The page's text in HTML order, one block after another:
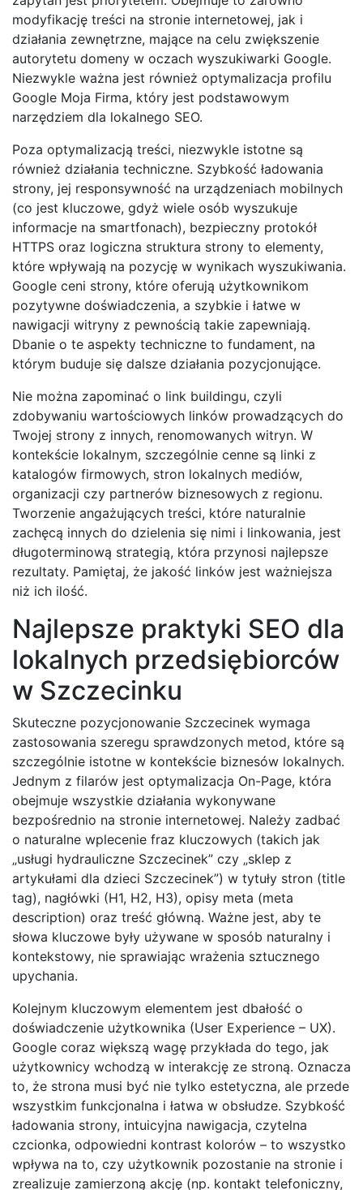
modyfikację treści na stronie internetowej, jak i
działania zewnętrzne, mające na celu zwiększenie
autorytetu domeny w oczach wyszukiwarki Google.
Niezwykle ważna jest również optymalizacja profilu
Google Moja Firma, który jest podstawowym
narzędziem dla lokalnego SEO.
Poza optymalizacją treści, niezwykle istotne są
również działania techniczne. Szybkość ładowania
strony, jej responsywność na urządzeniach mobilnych
(co jest kluczowe, gdyż wiele osób wyszukuje
informacje na smartfonach), bezpieczny protokół
HTTPS oraz logiczna struktura strony to elementy,
które wpływają na pozycję w wynikach wyszukiwania.
Google ceni strony, które oferują użytkownikom
pozytywne doświadczenia, a szybkie i łatwe w
nawigacji witryny z pewnością takie zapewniają.
Dbanie o te aspekty techniczne to fundament, na
którym buduje się dalsze działania pozycjonujące.
Nie można zapominać o link buildingu, czyli
zdobywaniu wartościowych linków prowadzących do
Twojej strony z innych, renomowanych witryn. W
kontekście lokalnym, szczególnie cenne są linki z
katalogów firmowych, stron lokalnych mediów,
organizacji czy partnerów biznesowych z regionu.
Tworzenie angażujących treści, które naturalnie
zachęcą innych do dzielenia się nimi i linkowania, jest
długoterminową strategią, która przynosi najlepsze
rezultaty. Pamiętaj, że jakość linków jest ważniejsza
niż ich ilość.
Najlepsze praktyki SEO dla
lokalnych przedsiębiorców
w Szczecinku
Skuteczne pozycjonowanie Szczecinek wymaga
zastosowania szeregu sprawdzonych metod, które są
szczególnie istotne w kontekście biznesów lokalnych.
Jednym z filarów jest optymalizacja On-Page, która
obejmuje wszystkie działania wykonywane
bezpośrednio na stronie internetowej. Należy zadbać
o naturalne wplecenie fraz kluczowych (takich jak
„usługi hydrauliczne Szczecinek” czy „sklep z
artykułami dla dzieci Szczecinek”) w tytuły stron (title
tag), nagłówki (H1, H2, H3), opisy meta (meta
description) oraz treść główną. Ważne jest, aby te
słowa kluczowe były używane w sposób naturalny i
kontekstowy, nie sprawiając wrażenia sztucznego
upychania.
Kolejnym kluczowym elementem jest dbałość o
doświadczenie użytkownika (User Experience – UX).
Google coraz większą wagę przykłada do tego, jak
użytkownicy wchodzą w interakcję ze stroną. Oznacza
to, że strona musi być nie tylko estetyczna, ale przede
wszystkim funkcjonalna i łatwa w obsłudze. Szybkość
ładowania strony, intuicyjna nawigacja, czytelna
czcionka, odpowiedni kontrast kolorów – to wszystko
wpływa na to, czy użytkownik pozostanie na stronie i
zrealizuje zamierzoną akcję (np. kontakt telefoniczny,